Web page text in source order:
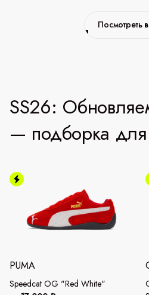
Посмотреть
SS26:
— подборка
PUMA
Speedcat OG "Red White"